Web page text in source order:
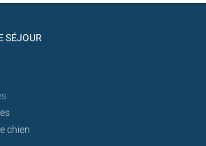
SÉJOUR
chien